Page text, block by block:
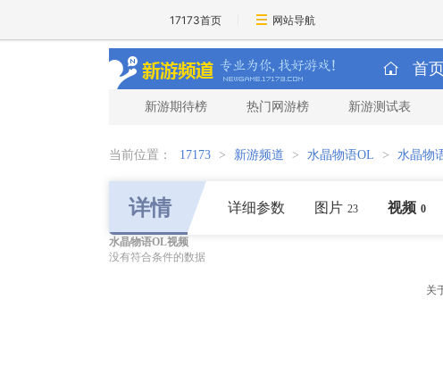
17173首页 网站导航
首页
新游期待榜 热门网游榜 新游测试表
当前位置： 17173 > 新游频道 > 水晶物语OL > 水晶物
详情 详细参数 图片 23 视频 0
水晶物语OL视频
没有符合条件的数据
关